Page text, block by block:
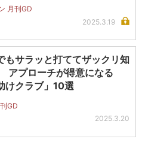
月刊GD
2025.3.19
もサラッと打ててザックリ知
アプローチが得意になる
けクラブ」10選
GD
2025.3.20